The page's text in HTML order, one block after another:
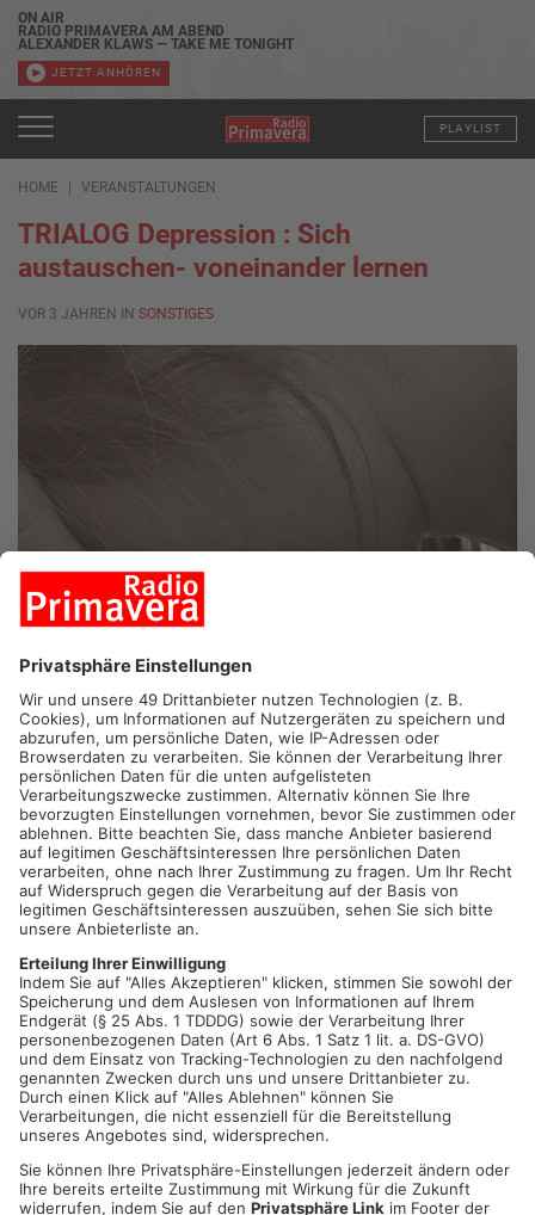
ON AIR
RADIO PRIMAVERA AM ABEND
ALEXANDER KLAWS — TAKE ME TONIGHT
JETZT ANHÖREN
PLAYLIST
HOME VERANSTALTUNGEN
TRIALOG Depression : Sich
austauschen- voneinander lernen
VOR 3 JAHREN IN SONSTIGES
TRIALOG - Depression
Sich austauschen - voneinander lernen - gemeinsam mehr
verstehen
Noch immer gibt es hinsichtlich der behandelbaren Erkrankung
Depression viele
Vorurteile und Unwissenheit.
Das “Seligenstädter Bündnis gegen Depression e.V.“ hat das
Ziel
über die Erkrankung Depression in der Öffentlichkeit
aufzuklären und die Versorgung
Betroffener zu verbessern.
Wissen und Austausch über die Erkrankung kann helfen die
Depression und davon
betroffene Menschen und Angehörige zu verstehen. Genau das
möchte das
Bündnis mit dem TRIALOG - Depression erreichen und bietet
die Möglichkeit, dass
sich Betroffene, Angehörige, Fachleute der
Medizin/Psychologie und der
austauschen,
informieren, Fragen stellen und sich Rat zu holen.